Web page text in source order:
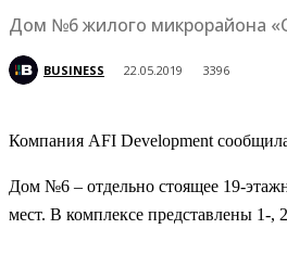
Дом №6 жилого микрорайона
BUSINESS 22.05.2019 3396
Компания AFI Development
Дом №6 – отдельно стоящее 19-
мест. В комплексе представлены